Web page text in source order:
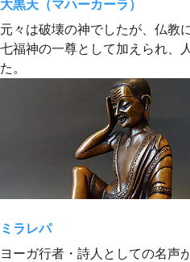
大黒天（マハーカーラ）
元々は破壊の神でしたが、仏教
七福神の一尊として加えられ、
た。
ミラレパ
ヨーガ行者・詩人としての名声